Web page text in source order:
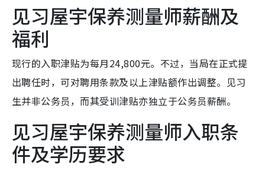
见习屋宇保养测量师薪酬及
福利
现行的入职津贴为每月24,800元。不过，当局在正式提
出聘任时，可对聘用条款及以上津贴额作出调整。见习
生并非公务员，而其受训津贴亦独立于公务员薪酬。
见习屋宇保养测量师入职条
件及学历要求